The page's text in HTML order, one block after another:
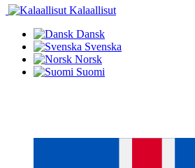
Kalaallisut
Dansk
Svenska
Norsk
Suomi